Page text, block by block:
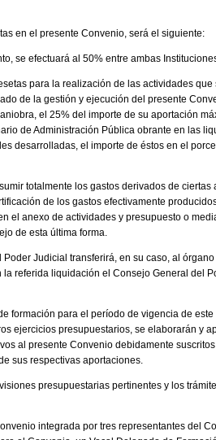
en el presente Convenio, será el siguiente:
se efectuará al 50% entre ambas
para la realización de las actividades que
de la gestión y ejecución del presente
el 25% del importe de su aportación
de Administración Pública obrante en las
desarrolladas, el importe de éstos en el
totalmente los gastos derivados de ciertas
de los gastos efectivamente
el anexo de actividades y presupuesto o
de esta última forma.
Judicial transferirá, en su caso, al órgano
referida liquidación el Consejo General del
formación para el período de vigencia de
ejercicios presupuestarios, se elaborarán y
al presente Convenio debidamente
sus respectivas aportaciones.
presupuestarias pertinentes y los
integrada por tres representantes del